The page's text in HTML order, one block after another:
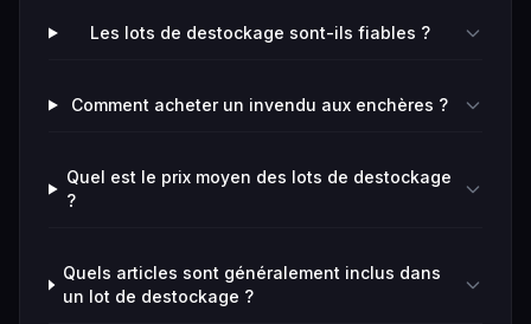
Les lots de destockage sont-ils fiables ?
Comment acheter un invendu aux enchères ?
Quel est le prix moyen des lots de destockage
?
Quels articles sont généralement inclus dans
un lot de destockage ?